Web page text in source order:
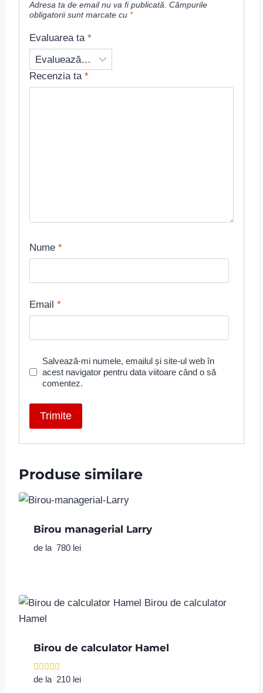
Adresa ta de email nu va fi publicată. Câmpurile
obligatorii sunt marcate cu *
Evaluarea ta *
Recenzia ta *
Nume *
Email *
Salvează-mi numele, emailul și site-ul web în
acest navigator pentru data viitoare când o să
comentez.
Produse similare
Birou managerial Larry
de la 780 lei
Birou de calculator Hamel
Evaluat la
de la 210 lei